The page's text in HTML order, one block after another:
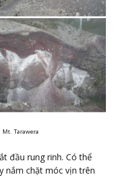
Tarawera
đầu rung rinh. Có thể
nắm chặt móc vịn trên